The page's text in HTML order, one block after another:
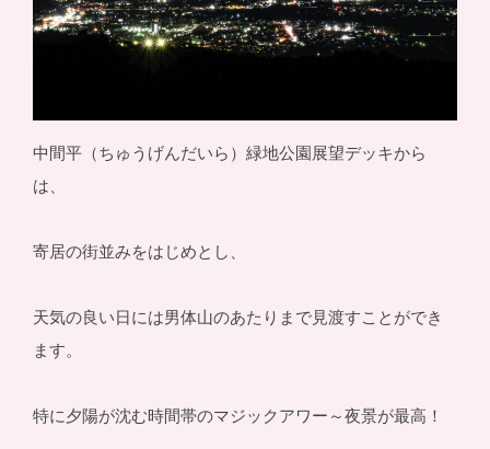
中間平（ちゅうげんだいら）緑地公園展望デッキから
は、
寄居の街並みをはじめとし、
天気の良い日には男体山のあたりまで見渡すことができ
ます。
特に夕陽が沈む時間帯のマジックアワー～夜景が最高！